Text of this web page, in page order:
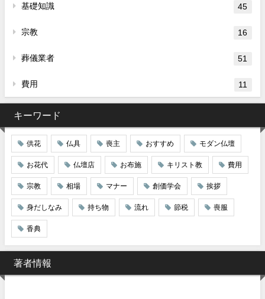
基礎知識 45
宗教 16
葬儀業者 51
費用 11
キーワード
供花 仏具 喪主 おすすめ モダン仏壇
お花代 仏壇店 お布施 キリスト教 費用
宗教 相場 マナー 創価学会 挨拶
身だしなみ 持ち物 流れ 節税 喪服
香典
著者情報